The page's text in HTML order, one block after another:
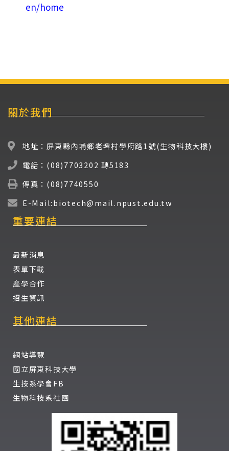
en/home
關於我們
地址：屏東縣內埔鄉老埤村學府路1號(生物科技大樓)
電話：(08)7703202 轉5183
傳真：(08)7740550
E-Mail:biotech@mail.npust.edu.tw
重要連結
最新消息
表單下載
產學合作
招生資訊
其他連結
網站導覽
國立屏東科技大學
生技系學會FB
生物科技系社團